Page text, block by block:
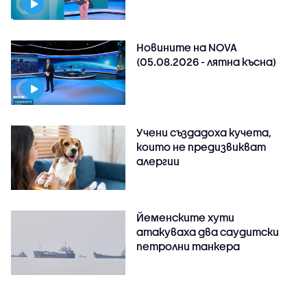
Новините на NOVA
(05.08.2026 - лятна късна)
Учени създадоха кучета,
които не предизвикват
алергии
Йеменските хути
атакуваха два саудитски
петролни танкера